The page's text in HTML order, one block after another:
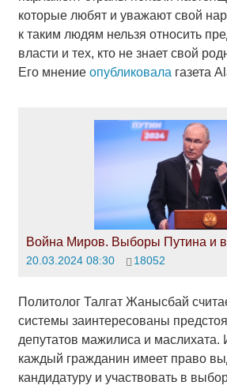
которые любят и уважают свой
к таким людям нельзя относить
власти и тех, кто не знает свой
Его мнение опубликовалагазета
Война Миров. Выборы Путина и
20.03.2024 08:30 18052
Политолог Талгат Жанысбай
системы заинтересованы
депутатов мажилиса и маслихата.
каждый гражданин имеет право
кандидатуру и участвовать в